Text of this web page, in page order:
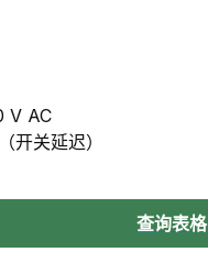
V AC
开关延迟）
查询表格